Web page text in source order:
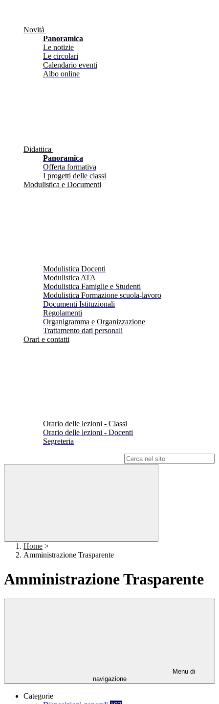
Novità
Panoramica
Le notizie
Le circolari
Calendario eventi
Albo online
Didattica
Panoramica
Offerta formativa
I progetti delle classi
Modulistica e Documenti
Modulistica Docenti
Modulistica ATA
Modulistica Famiglie e Studenti
Modulistica Formazione scuola-lavoro
Documenti Istituzionali
Regolamenti
Organigramma e Organizzazione
Trattamento dati personali
Orari e contatti
Orario delle lezioni - Classi
Orario delle lezioni - Docenti
Segreteria
Home >
Amministrazione Trasparente
Amministrazione Trasparente
Menu di
navigazione
Categorie